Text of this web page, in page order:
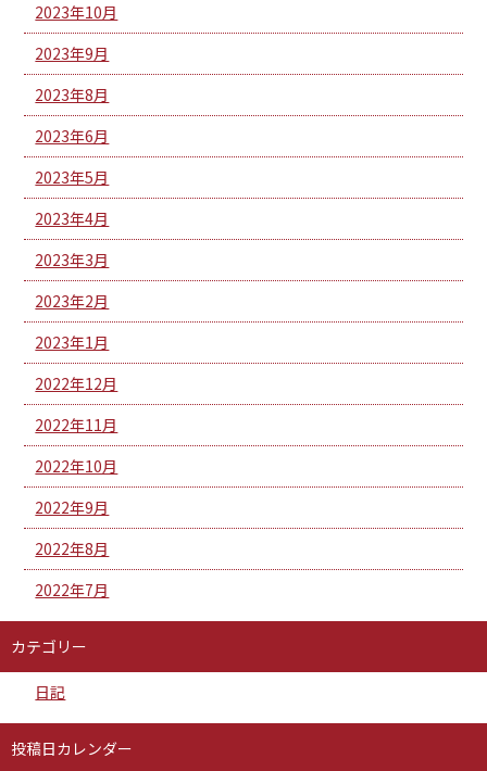
2023年10月
2023年9月
2023年8月
2023年6月
2023年5月
2023年4月
2023年3月
2023年2月
2023年1月
2022年12月
2022年11月
2022年10月
2022年9月
2022年8月
2022年7月
カテゴリー
日記
投稿日カレンダー